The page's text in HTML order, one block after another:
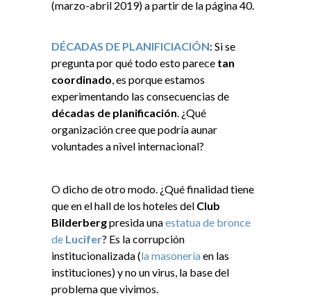
(marzo-abril 2019) a partir de la página 40.
DÉCADAS DE PLANIFICIACIÓN: Si se
pregunta por qué todo esto parece tan
coordinado, es porque estamos
experimentando las consecuencias de
décadas de planificación. ¿Qué
organización cree que podría aunar
voluntades a nivel internacional?
O dicho de otro modo. ¿Qué finalidad tiene
que en el hall de los hoteles del Club
Bilderbergpresida unaestatua de bronce
de Lucifer? Es la corrupción
institucionalizada (la masoneríaen las
instituciones) y no un virus, la base del
problema que vivimos.